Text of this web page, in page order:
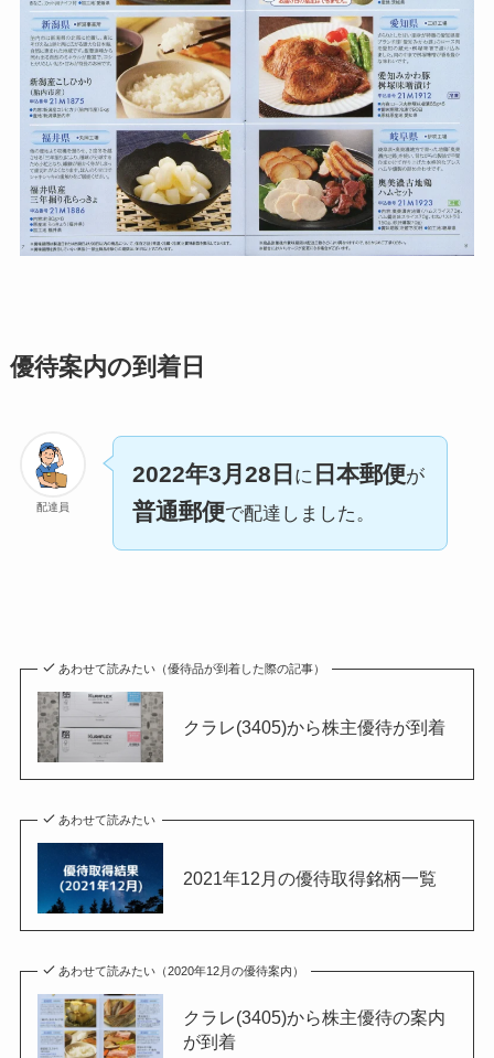
優待案内の到着日
配達員
2022年3月28日 に 日本郵便が
普通郵便で配達しました。
あわせて読みたい（優待品が到着した際の記事）
クラレ(3405)から株主優待が到着
あわせて読みたい
2021年12月の優待取得銘柄一覧
あわせて読みたい（2020年12月の優待案内）
クラレ(3405)から株主優待の案内
が到着